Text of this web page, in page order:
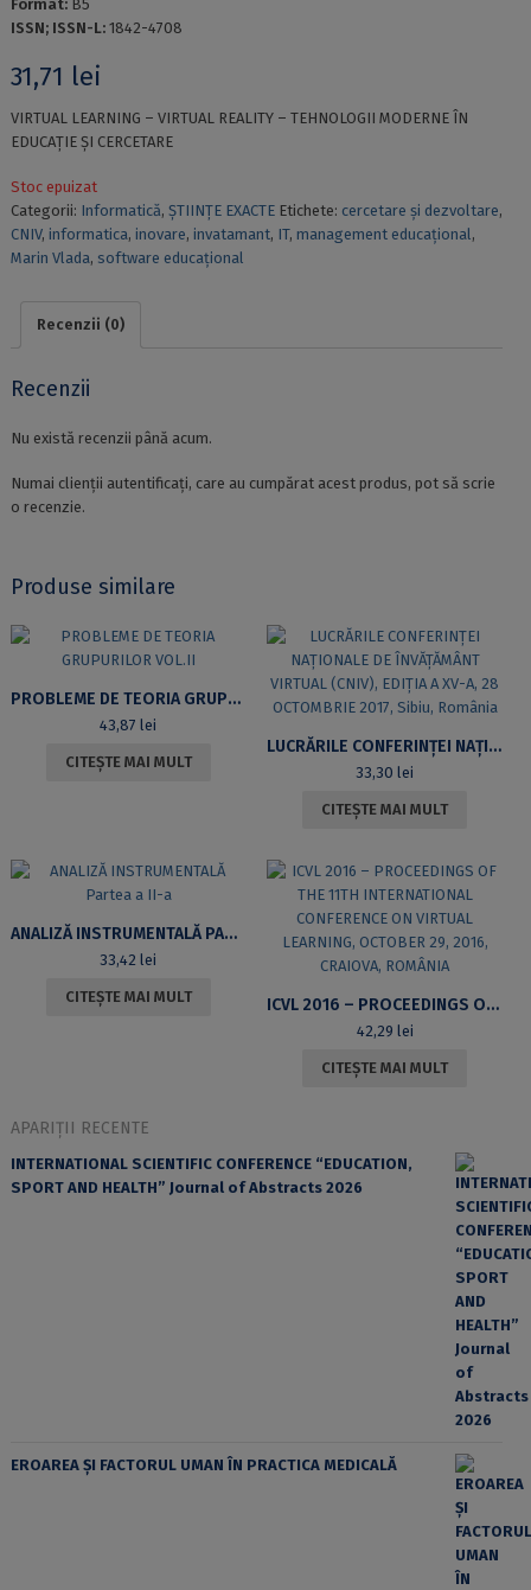
Format: B5
ISSN; ISSN-L: 1842-4708
31,71 lei
VIRTUAL LEARNING – VIRTUAL REALITY – TEHNOLOGII MODERNE ÎN
EDUCAŢIE ŞI CERCETARE
Stoc epuizat
Categorii: Informatică, ȘTIINȚE EXACTE Etichete: cercetare şi dezvoltare,
CNIV, informatica, inovare, invatamant, IT, management educaţional,
Marin Vlada, software educaţional
Recenzii (0)
Recenzii
Nu există recenzii până acum.
Numai clienții autentificați, care au cumpărat acest produs, pot să scrie
o recenzie.
Produse similare
PROBLEME DE TEORIA GRUPURILOR VOL.II
43,87lei
CITEȘTE MAI MULT
LUCRĂRILE CONFERINŢEI NAŢIONALE DE ÎNVĂŢĂMÂNT VIRTUAL (CNIV), EDIŢIA A XV-A, 28 OCTOMBRIE 2017, SIBIU, ROMÂNIA
33,30lei
CITEȘTE MAI MULT
ANALIZĂ INSTRUMENTALĂ PARTEA A II-A
33,42lei
CITEȘTE MAI MULT ICVL 2016 – PROCEEDINGS OF THE 11TH INTERNATIONAL CONFERENCE ON VIRTUAL LEARNING, OCTOBER 29, 2016, CRAIOVA, ROMÂNIA
42,29 lei
CITEȘTE MAI MULT
APARIȚII RECENTE
INTERNATIONAL SCIENTIFIC CONFERENCE “EDUCATION,
SPORT AND HEALTH” Journal of Abstracts 2026
EROAREA ȘI FACTORUL UMAN ÎN PRACTICA MEDICALĂ